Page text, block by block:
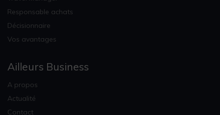
Responsable achats
Décisionnaire
Vos avantages
Ailleurs Business
A propos
Actualité
Contact